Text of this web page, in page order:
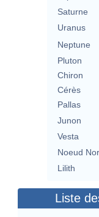
Saturne
Uranus
Neptune
Pluton
Chiron
Cérès
Pallas
Junon
Vesta
Noeud
Lilith
Liste